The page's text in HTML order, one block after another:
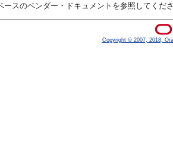
ースのベンダー・ドキュメントを参照してくだ
Copyright © 2007, 2018,